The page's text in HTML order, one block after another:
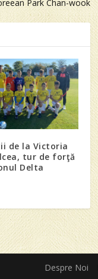
Park Chan-wook
de la Victoria
tur de forţă
Delta
Despre Noi